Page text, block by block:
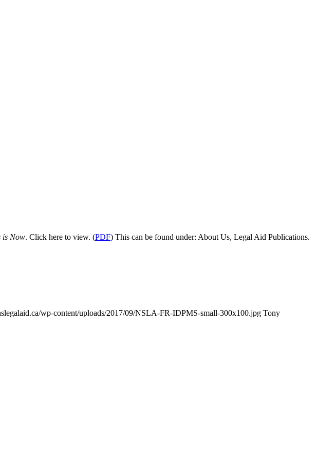
is Now. Click here to view. (PDF) This can be found under: About Us, Legal Aid Publications.
wp-content/uploads/2017/09/NSLA-FR-IDPMS-small-300x100.jpg Tony